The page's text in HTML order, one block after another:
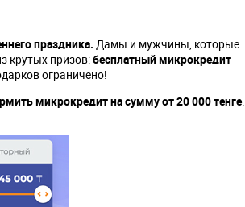
праздника. Дамы и мужчины, которые
крутых призов:бесплатный микрокредит
ограничено!
микрокредит на сумму от 20 000 тенге.